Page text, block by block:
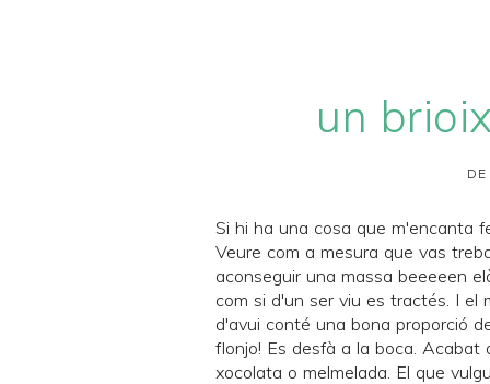
un
Si hi ha una cosa que m'encanta
Veure com a mesura que vas
aconseguir una massa beeeeen
com si d'un ser viu es tractés. I el
d'avui conté una bona proporció
flonjo! Es desfà a la boca. Acabat
xocolata o melmelada. El que